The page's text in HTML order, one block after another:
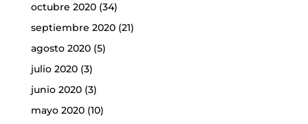
octubre 2020(34)
septiembre 2020(21)
agosto 2020(5)
julio 2020(3)
junio 2020(3)
mayo 2020(10)